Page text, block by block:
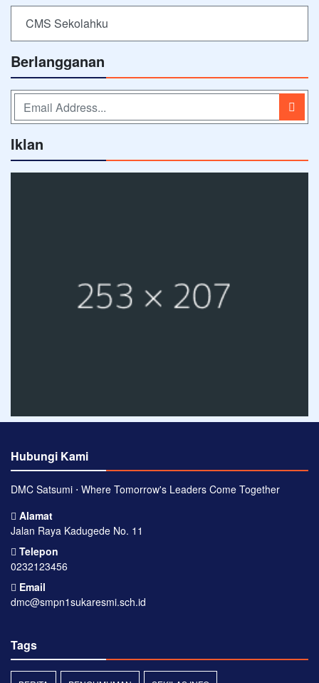
CMS Sekolahku
Berlangganan
Iklan
Hubungi Kami
DMC Satsumi ⋅ Where Tomorrow's Leaders Come Together
Alamat
Jalan Raya Kadugede No. 11
Telepon
0232123456
Email
dmc@smpn1sukaresmi.sch.id
Tags